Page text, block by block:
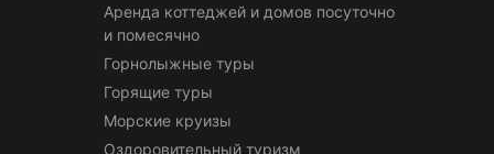
Аренда коттеджей и домов посуточно
и помесячно
Горнолыжные туры
Горящие туры
Морские круизы
Оздоровительный туризм